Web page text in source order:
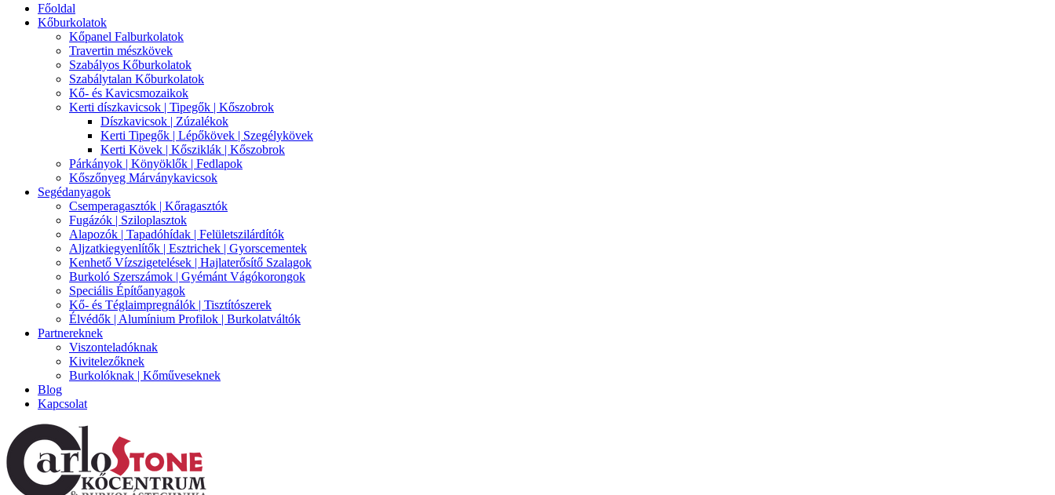
Főoldal
Kőburkolatok
Kőpanel Falburkolatok
Travertin mészkövek
Szabályos Kőburkolatok
Szabálytalan Kőburkolatok
Kő- és Kavicsmozaikok
Kerti díszkavicsok | Tipegők | Kőszobrok
Díszkavicsok | Zúzalékok
Kerti Tipegők | Lépőkövek | Szegélykövek
Kerti Kövek | Kősziklák | Kőszobrok
Párkányok | Könyöklők | Fedlapok
Kőszőnyeg Márványkavicsok
Segédanyagok
Csemperagasztók | Kőragasztók
Fugázók | Sziloplasztok
Alapozók | Tapadóhídak | Felületszilárdítók
Aljzatkiegyenlítők | Esztrichek | Gyorscementek
Kenhető Vízszigetelések | Hajlaterősítő Szalagok
Burkoló Szerszámok | Gyémánt Vágókorongok
Speciális Építőanyagok
Kő- és Téglaimpregnálók | Tisztítószerek
Élvédők | Alumínium Profilok | Burkolatváltók
Partnereknek
Viszonteladóknak
Kivitelezőknek
Burkolóknak | Kőműveseknek
Blog
Kapcsolat